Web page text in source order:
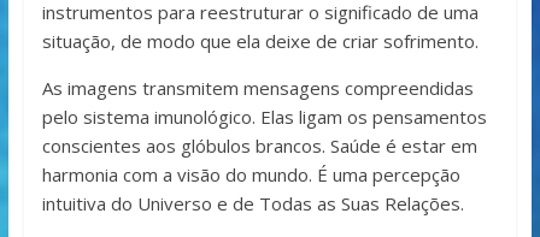
instrumentos para reestruturar o significado de uma
situação, de modo que ela deixe de criar sofrimento.
As imagens transmitem mensagens compreendidas
pelo sistema imunológico. Elas ligam os pensamentos
conscientes aos glóbulos brancos. Saúde é estar em
harmonia com a visão do mundo. É uma percepção
intuitiva do Universo e de Todas as Suas Relações.